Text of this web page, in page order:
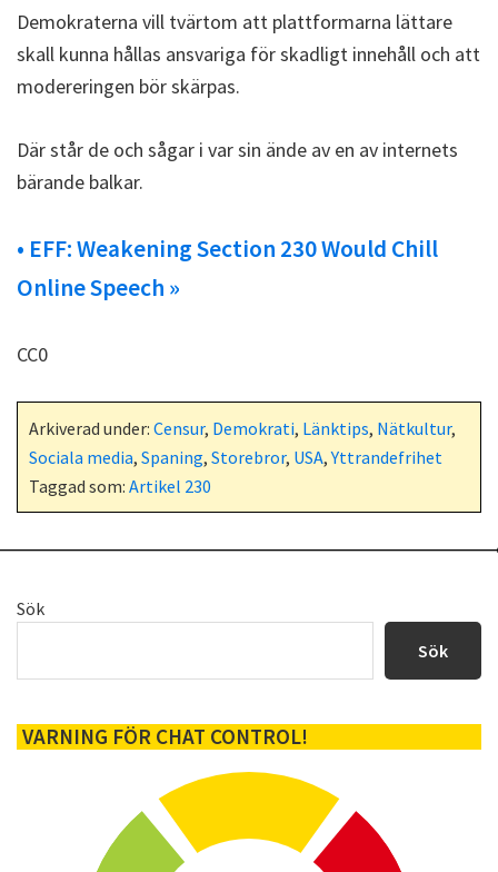
Demokraterna vill tvärtom att plattformarna lättare
skall kunna hållas ansvariga för skadligt innehåll och att
modereringen bör skärpas.
Där står de och sågar i var sin ände av en av internets
bärande balkar.
• EFF: Weakening Section 230 Would Chill
Online Speech »
CC0
Arkiverad under: Censur, Demokrati, Länktips, Nätkultur,
Sociala media, Spaning, Storebror, USA,Yttrandefrihet
Taggad som: Artikel 230
Primärt
Sök
Sök
VARNING FÖR CHAT CONTROL!